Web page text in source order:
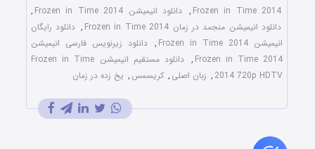
Frozen in Time 2014
, دانلود انیمیشن Frozen in Time 2014
,
دانلود انیمیشن منجمد در زمان Frozen in Time 2014
, دانلود رایگان
انیمیشن Frozen in Time 2014
, دانلود زیرنویس فارسی انیمیشن
Frozen in Time 2014
,
دانلود مستقیم انیمیشن Frozen in Time
2014 720p HDTV
, زبان اصلی , کریسمس , یخ زده در زمان